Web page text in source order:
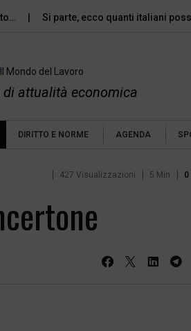
Si parte, ecco quanti italiani
di attualità economica
DIRITTO E NORME AGENDA
427 Visualizzazioni 5 Min 0